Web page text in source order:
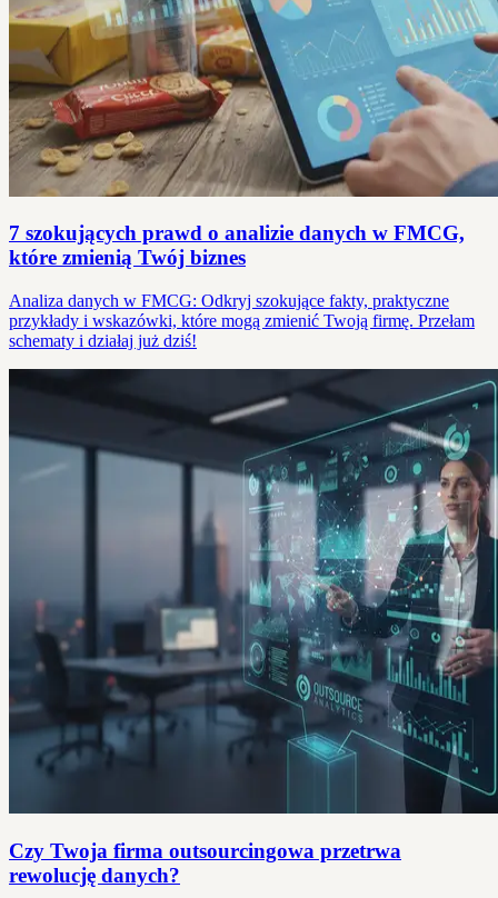
7 szokujących prawd o analizie danych w FMCG,
które zmienią Twój biznes
Analiza danych w FMCG: Odkryj szokujące fakty, praktyczne
przykłady i wskazówki, które mogą zmienić Twoją firmę. Przełam
schematy i działaj już dziś!
Czy Twoja firma outsourcingowa przetrwa
rewolucję danych?